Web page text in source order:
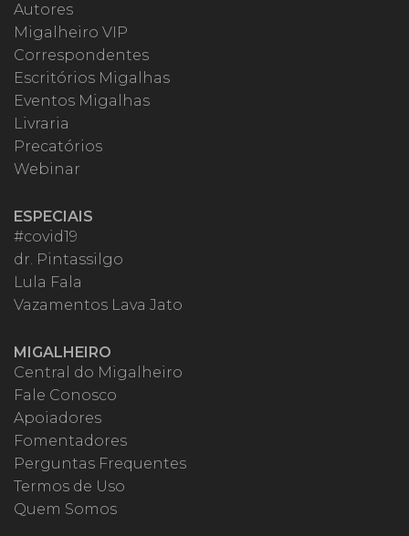
Autores
Migalheiro VIP
Correspondentes
Escritórios Migalhas
Eventos Migalhas
Livraria
Precatórios
Webinar
ESPECIAIS
#covid19
dr. Pintassilgo
Lula Fala
Vazamentos Lava Jato
MIGALHEIRO
Central do Migalheiro
Fale Conosco
Apoiadores
Fomentadores
Perguntas Frequentes
Termos de Uso
Quem Somos